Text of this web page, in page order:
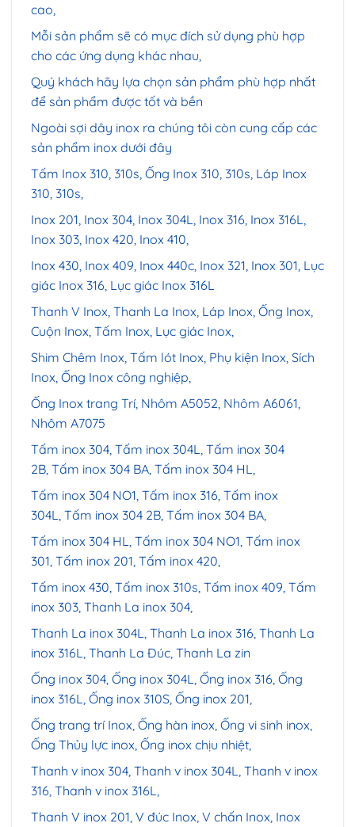
cao,
Mỗi sản phẩm sẽ có mục đích sử dụng phù hợp
cho các ứng dụng khác nhau,
Quý khách hãy lựa chọn sản phẩm phù hợp nhất
để sản phẩm được tốt và bền
Ngoài sợi dây inox ra chúng tôi còn cung cấp các
sản phẩm inox dưới đây
Tấm Inox 310, 310s, Ống Inox 310, 310s, Láp Inox
310, 310s,
Inox 201, Inox 304, Inox 304L, Inox 316, Inox 316L,
Inox 303, Inox 420, Inox 410,
Inox 430, Inox 409, Inox 440c, Inox 321, Inox 301, Lục
giác Inox 316, Lục giác Inox 316L
Thanh V Inox, Thanh La Inox, Láp Inox, Ống Inox,
Cuộn Inox, Tấm Inox, Lục giác Inox,
Shim Chêm Inox, Tấm lót Inox, Phụ kiện Inox, Sích
Inox, Ống Inox công nghiệp,
Ống Inox trang Trí, Nhôm A5052, Nhôm A6061,
Nhôm A7075
Tấm inox 304, Tấm inox 304L, Tấm inox 304
2B, Tấm inox 304 BA, Tấm inox 304 HL,
Tấm inox 304 NO1, Tấm inox 316, Tấm inox
304L, Tấm inox 304 2B, Tấm inox 304 BA,
Tấm inox 304 HL, Tấm inox 304 NO1, Tấm inox
301, Tấm inox 201, Tấm inox 420,
Tấm inox 430, Tấm inox 310s, Tấm inox 409, Tấm
inox 303, Thanh La inox 304,
Thanh La inox 304L, Thanh La inox 316, Thanh La
inox 316L, Thanh La Đúc, Thanh La zin
Ống inox 304, Ống inox 304L, Ống inox 316, Ống
inox 316L, Ống inox 310S, Ống inox 201,
Ống trang trí Inox, Ống hàn inox, Ống vi sinh inox,
Ống Thủy lực inox, Ống inox chịu nhiệt,
Thanh v inox 304, Thanh v inox 304L, Thanh v inox
316, Thanh v inox 316L,
Thanh V inox 201, V đúc Inox, V chấn Inox, Inox